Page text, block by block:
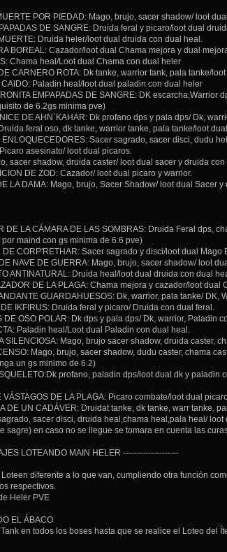
POR PIEDAD: Mago, brujo, sacer shadow/ loot
DE SANGRE: Druida feral y picaro/loot dual
Druida heler/loot dual druida con dual heal.
BOREAL: Cazador/loot dual Chama mejora y dual
Chama heal/Loot dual Chama con dual heler
CARNERO ROTA: Dk tanke, warrior tank, pala tanke/
Paladin heal/loot dual paladin con dual heler
EMPAPADAS DE SANGRE: DK
de 6.2gs minima pve)
DE AHN´KAHAR: Dk profano dps y pala dps/ Dk,
feral oso, dk tanke, warrior tanke, pala tanke/loot
Sacer sagrado, sacer disci, dudu
asesinato/ loot dual picaros.
sacer shadow, druida caster/ loot dual sacer y druida con
DE ZOD: Cazador/ loot dual picaro y warrior.
LA DAMA: Mago, brujo, Sacer Shadow/ loot dual Sacer
DE LA CÁMARA DE LAS SOMBRAS: Druida Feral dps,
maind con gs minima de 6.6 pve)
DE CORP'RETHAR: Sacer sagrado y disci/loot dual Mago
NAVE DE GUERRA: Mago, brujo, sacer shadow/ loot
ANTINATURAL: Druida heal/loot dual druida con dual
DE LA PLAGA: Chama mejora y cazador/loot dual
GUARDAHUESOS: Dk, warrior, pala tanke/ DK,
IKFIRUS: Druida feral y picaro/ Druida con dual feral.
DE OSO POLAR: Dk dps y pala dps/ Dk, warrior, Paladin
Paladin heal/Loot dual Paladin con dual heal.
SILENCIOSA: Mago, brujo sacer shadow, druida caster,
Mago, brujo, sacer shadow, dudu caster, chama
un gs minimo de 6.2)
profano, paladin dps/loot dual dk y
VÁSTAGOS DE LA PLAGA: Picaro combate/loot dual
DE UN CADÁVER: Druidat tanke, dk tanke, warr tanke,
sacer disci, druida heal,chama heal,pala heal/
sagre) en caso no se llegue se tomara en cuenta las
LOTEANDO MAIN HELER --------------------
diferente a lo que van, cumpliendo otra función
respectivos.
Heler PVE
EL ÁBACO
en todos los boses hasta que se realice el Loteo del